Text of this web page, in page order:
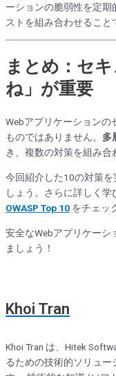
ーションの脆弱性を定
ストを組み合わせること
まとめ：セ
ね」が重要
Webアプリケーションの
ものではありません。 多
き、複数の対策を組み合
今回紹介した10の対策
しょう。さらに詳しく学
OWASP Top 10 をチェッ
安全なWebアプリケーシ
ましょう！
Khoi Tran
Khoi Tran は、Hitek
るための技術的ソリュ